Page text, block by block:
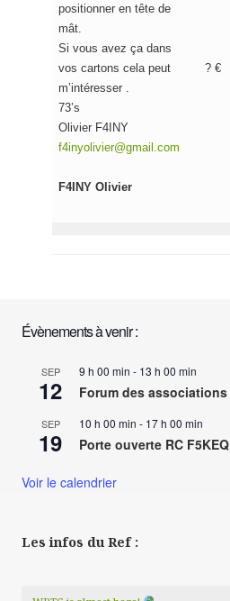
positionner en tête de
mât.
Si vous avez ça dans
vos cartons cela peut
m’intéresser .
73’s
Olivier F4INY
f4inyolivier@gmail.com
F4INY Olivier
? €
Évènements à venir :
SEP
12
9 h 00 min - 13 h 00 min
Forum des associations
SEP
19
10 h 00 min - 17 h 00 min
Porte ouverte RC F5KEQ
Voir le calendrier
Les infos du Ref :